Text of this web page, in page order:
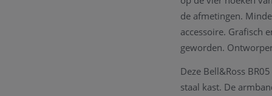
de afmetingen.
accessoire. Grafisch
geworden.
Deze Bell&Ross
staal kast. De